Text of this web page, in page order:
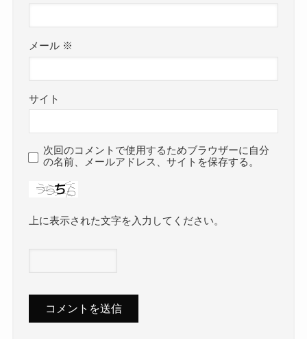
メール ※
サイト
次回のコメントで使用するためブラウザーに自分
の名前、メールアドレス、サイトを保存する。
上に表示された文字を入力してください。